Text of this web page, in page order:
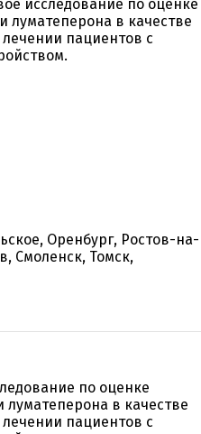
исследование по оценке
луматеперона в качестве
пациентов с
Оренбург, Ростов-на-
Смоленск, Томск,
по оценке
луматеперона в качестве
пациентов с